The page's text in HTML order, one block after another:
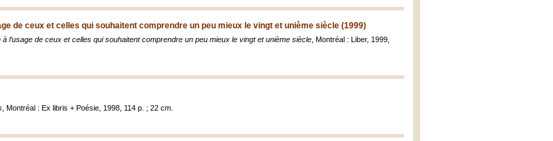
de ceux et celles qui souhaitent comprendre un peu mieux le vingt et unième siècle (1999)
l’usage de ceux et celles qui souhaitent comprendre un peu mieux le vingt et unième siècle , Montréal : Liber, 1999,
, Montréal : Ex libris + Poésie, 1998, 114 p. ; 22 cm.